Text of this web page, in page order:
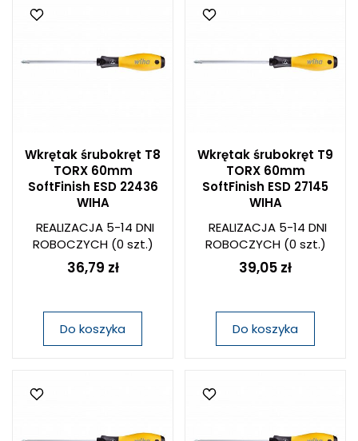
Wkrętak śrubokręt T8
TORX 60mm
SoftFinish ESD 22436
WIHA
REALIZACJA 5-14 DNI
ROBOCZYCH(0 szt.)
36,79 zł
Do koszyka
Wkrętak śrubokręt T9
TORX 60mm
SoftFinish ESD 27145
WIHA
REALIZACJA 5-14 DNI
ROBOCZYCH(0 szt.)
39,05 zł
Do koszyka